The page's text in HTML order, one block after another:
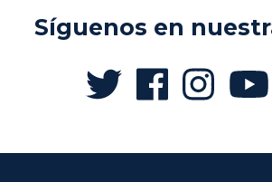
Síguenos en